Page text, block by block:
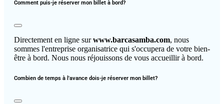
Comment puis-je réserver mon billet à bord?
Directement en ligne surwww.barcasamba.com, nous
sommes l'entreprise organisatrice qui s'occupera de votre bien-
être à bord. Nous nous réjouissons de vous accueillir à bord.
Combien de temps à l'avance dois-je réserver mon billet?